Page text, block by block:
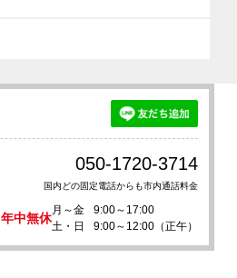
050-1720-3714
国内どの固定電話からも市内通話料金
年中無休
月～金
9:00～17:00
土・日
9:00～12:00（正午）